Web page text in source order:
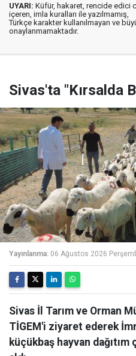
UYARI: Küfür, hakaret, rencide edici
içeren, imla kuralları ile yazılmamış,
Türkçe karakter kullanılmayan ve
onaylanmamaktadır.
Sivas'ta "Kırsalda
Yayınlanma: 06 Ağustos 2026
Sivas İl Tarım ve Orman
TİGEM'i ziyaret ederek
küçükbaş hayvan dağıtım